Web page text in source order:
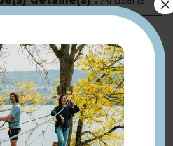
de BUS BALTO à 650 m
6593 direction Gare
campagne
l'année le samedi.